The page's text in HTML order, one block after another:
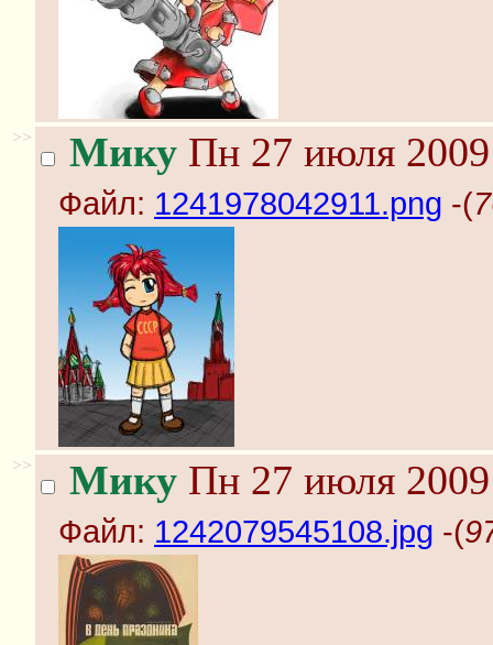
>> Мику Пн 27 июля
Файл: 1241978042911.png -(
>> Мику Пн 27 июля
Файл: 1242079545108.jpg -(